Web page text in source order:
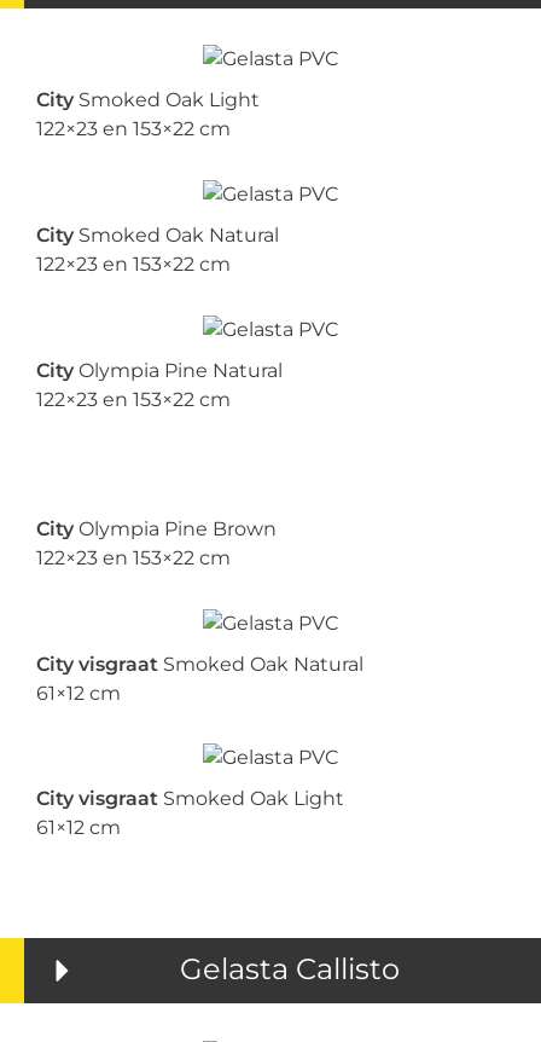
City Smoked Oak Light
122×23 en 153×22 cm
City Smoked Oak Natural
122×23 en 153×22 cm
City Olympia Pine Natural
122×23 en 153×22 cm
City Olympia Pine Brown
122×23 en 153×22 cm
City visgraat Smoked Oak Natural
61×12 cm
City visgraat Smoked Oak Light
61×12 cm
Gelasta Callisto